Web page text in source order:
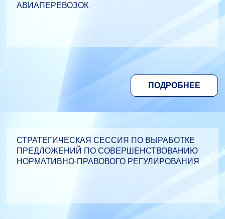
АВИАПЕРЕВОЗОК
ПОДРОБНЕЕ
СТРАТЕГИЧЕСКАЯ СЕССИЯ ПО ВЫРАБОТКЕ
ПРЕДЛОЖЕНИЙ ПО СОВЕРШЕНСТВОВАНИЮ
НОРМАТИВНО-ПРАВОВОГО РЕГУЛИРОВАНИЯ